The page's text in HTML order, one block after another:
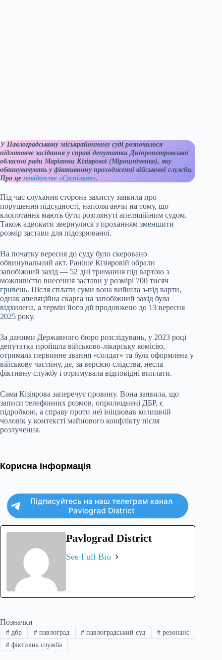
У Павлоградському міськрайонному суді розпочалося
підготовче засідання у справі депутатки Дніпропетровської
обласної ради Маріанни Кізіярової (Мірошніченко), яку
обвинувачують у фіктивному проходженні військової служби.
Про це повідомляє «Суспільне».
Під час слухання сторона захисту заявила про
порушення підсудності, наполягаючи на тому, що
клопотання мають бути розглянуті апеляційним судом.
Також адвокати звернулися з проханням зменшити
розмір застави для підозрюваної.
На початку вересня до суду було скеровано
обвинувальний акт. Раніше Кізіяровій обрали
запобіжний захід — 52 дні тримання під вартою з
можливістю внесення застави у розмірі 700 тисяч
гривень. Після сплати суми вона вийшла з-під варти,
однак апеляційна скарга на запобіжний захід була
відхилена, а термін його дії продовжено до 13 вересня
2025 року.
За даними Державного бюро розслідувань, у 2023 році
депутатка пройшла військово-лікарську комісію,
отримала первинне звання «солдат» та була оформлена у
військову частину, де, за версією слідства, несла
фіктивну службу і отримувала відповідні виплати.
Сама Кізіярова заперечує провину. Вона заявила, що
записи телефонних розмов, оприлюднені ДБР, є
підробкою, а справу проти неї ініціював колишній
чоловік у контексті майнового конфлікту після
розлучення.
Корисна інформація
Підписуйтесь на наш телеграм канал
Pavlograd District
Pavlograd District
See Full Bio
Позначки
#дбр #павлоград # павлоградський суд # резонанс
#фіктивна служба